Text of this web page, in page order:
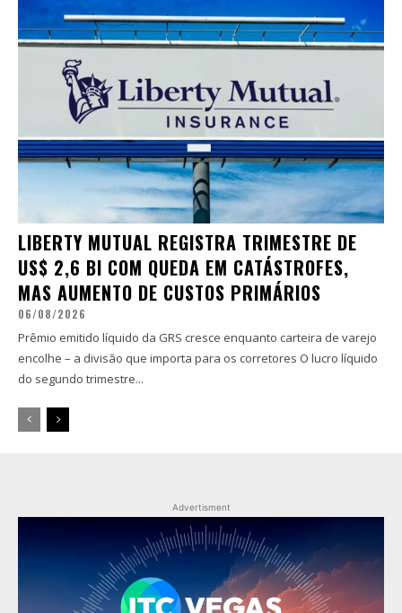
LIBERTY MUTUAL REGISTRA TRIMESTRE DE
US$ 2,6 BI COM QUEDA EM CATÁSTROFES,
MAS AUMENTO DE CUSTOS PRIMÁRIOS
06/08/2026
Prêmio emitido líquido da GRS cresce enquanto carteira de varejo
encolhe – a divisão que importa para os corretores O lucro líquido
do segundo trimestre...
Advertisment